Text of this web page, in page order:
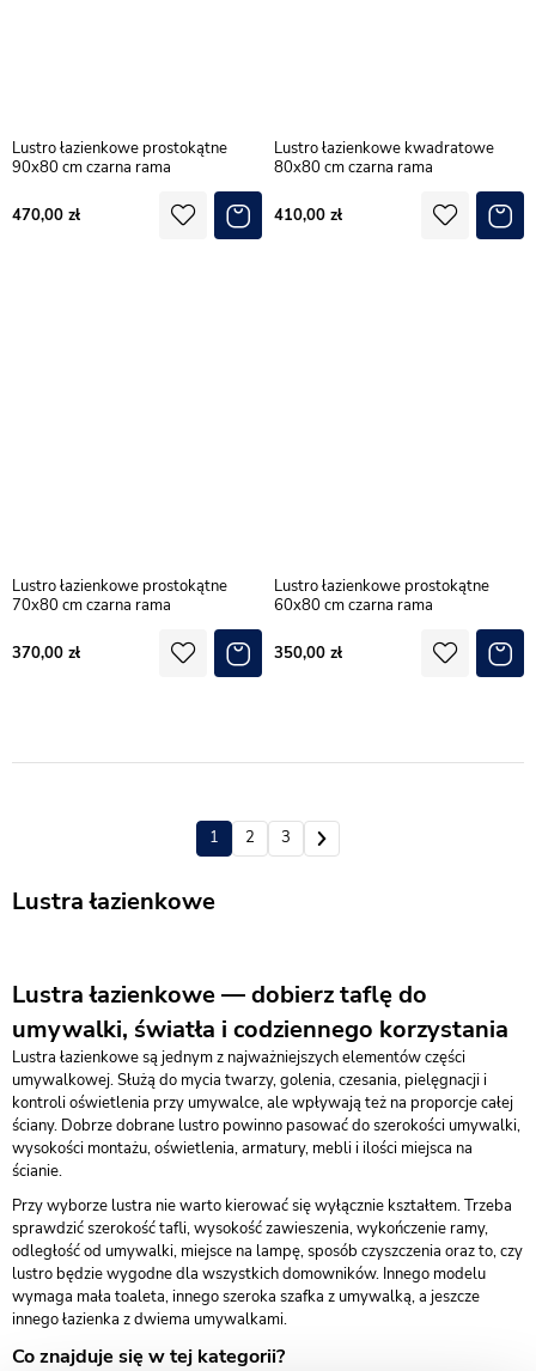
Lustra łazienkowe
Lustra łazienkowe — dobierz taflę do
umywalki, światła i codziennego korzystania
Lustra łazienkowe są jednym z najważniejszych elementów części
umywalkowej. Służą do mycia twarzy, golenia, czesania, pielęgnacji i
kontroli oświetlenia przy umywalce, ale wpływają też na proporcje całej
ściany. Dobrze dobrane lustro powinno pasować do szerokości umywalki,
wysokości montażu, oświetlenia, armatury, mebli i ilości miejsca na
ścianie.
Przy wyborze lustra nie warto kierować się wyłącznie kształtem. Trzeba
sprawdzić szerokość tafli, wysokość zawieszenia, wykończenie ramy,
odległość od umywalki, miejsce na lampę, sposób czyszczenia oraz to, czy
lustro będzie wygodne dla wszystkich domowników. Innego modelu
wymaga mała toaleta, innego szeroka szafka z umywalką, a jeszcze
innego łazienka z dwiema umywalkami.
Co znajduje się w tej kategorii?
Lustro łazienkowe prostokątne
90x80 cm czarna rama
470,00
Lustro łazienkowe kwadratowe
80x80 cm czarna rama
410,00
Lustro łazienkowe prostokątne
70x80 cm czarna rama
370,00
Lustro łazienkowe prostokątne
60x80 cm czarna rama
350,00
1 2 3